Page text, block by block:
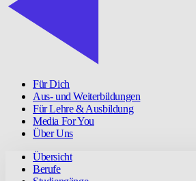
Für Dich
Aus- und Weiterbildungen
Für Lehre & Ausbildung
Media For You
Über Uns
Übersicht
Berufe